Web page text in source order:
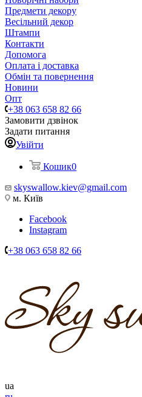
Предмети декору
Весільний декор
Штампи
Контакти
Допомога
Оплата і доставка
Обмін та повернення
Новини
Опт
+38 063 658 82 66
Замовити дзвінок
Задати питання
Увійти
Кошик0
skyswallow.kiev@gmail.com
м. Київ
Facebook
Instagram
+38 063 658 82 66
ua